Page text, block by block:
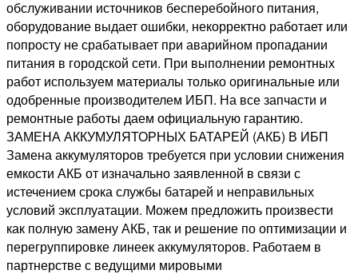
обслуживании источников бесперебойного питания,
оборудование выдает ошибки, некорректно работает или
попросту не срабатывает при аварийном пропадании
питания в городской сети. При выполнении ремонтных
работ используем материалы только оригинальные или
одобренные производителем ИБП. На все запчасти и
ремонтные работы даем официальную гарантию.
ЗАМЕНА АККУМУЛЯТОРНЫХ БАТАРЕЙ (АКБ) В ИБП
Замена аккумуляторов требуется при условии снижения
емкости АКБ от изначально заявленной в связи с
истечением срока службы батарей и неправильных
условий эксплуатации. Можем предложить произвести
как полную замену АКБ, так и решение по оптимизации и
перегруппировке линеек аккумуляторов. Работаем в
партнерстве с ведущими мировыми